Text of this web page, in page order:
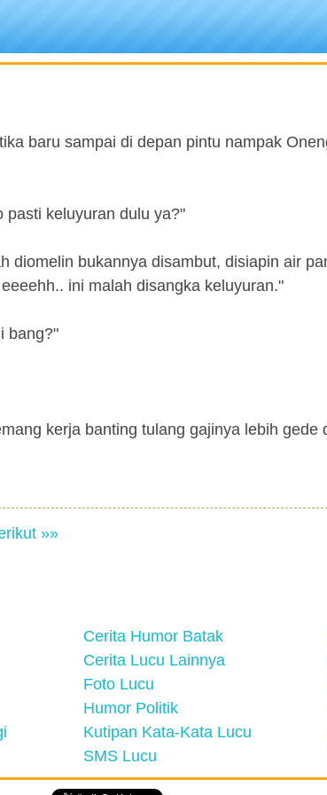
baru sampai di depan pintu nampak
pasti keluyuran dulu ya?"
diomelin bukannya disambut, disiapin air
ini malah disangka keluyuran."
bang?"
kerja banting tulang gajinya lebih gede
»»
Cerita Humor Batak
Cerita Lucu Lainnya
Foto Lucu
Humor Politik
Kutipan Kata-Kata Lucu
SMS Lucu